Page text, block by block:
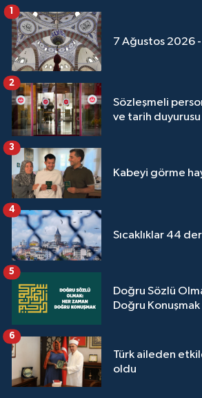
7 Ağustos 2026
1
Sözleşmeli
ve tarih duyurusu
2
Kabeyi görme
3
Sıcaklıklar 44
4
Doğru Sözlü
Doğru Konuşmak
5
Türk aileden
oldu
6